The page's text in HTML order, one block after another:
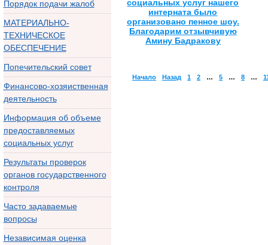
Порядок подачи жалоб
МАТЕРИАЛЬНО-
ТЕХНИЧЕСКОЕ
ОБЕСПЕЧЕНИЕ
Попечительский совет
Финансово-хозяиственная
деятельность
Информация об объеме
предоставляемых
социальных услуг
Результаты проверок
органов государственного
контроля
Часто задаваемые
вопросы
Независимая оценка
социальных услуг нашего
интерната было
организовано пенное шоу.
Благодарим отзывчивую
Амину Бадракову
Начало Назад 1 2 … 5 … 8 …